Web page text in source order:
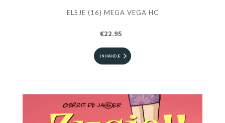
ELSJE (16) MEGA VEGA HC
€22.95
IN MANDJE